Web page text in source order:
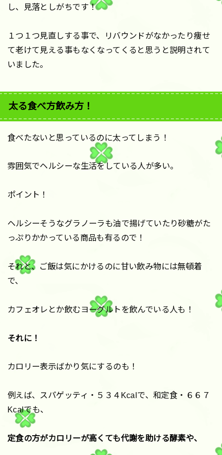
し、見落としがちです！
１つ１つ見直しする事で、リバウンドがなかったり痩せ
て老けて見える事もなくなってくると思うと説明されて
いました。
太る食べ方飲み方！
食べたないと思っているのに太ってしまう！
雰囲気でヘルシーな生活をしている人が多い。
ポイント！
ヘルシーそうなグラノーラも油で揚げていたり砂糖がた
っぷりかかっている商品も有るので！
それと、ご飯は気にかけるのに甘い飲み物には無頓着
で、
カフェオレとか飲むヨーグルトを飲んでいる人も！
それに！
カロリー表示ばかり気にするのも！
例えば、スパゲッティ・５３４Kcalで、和定食・６６７
Kcalでも、
定食の方がカロリーが高くても代謝を助ける酵素や、